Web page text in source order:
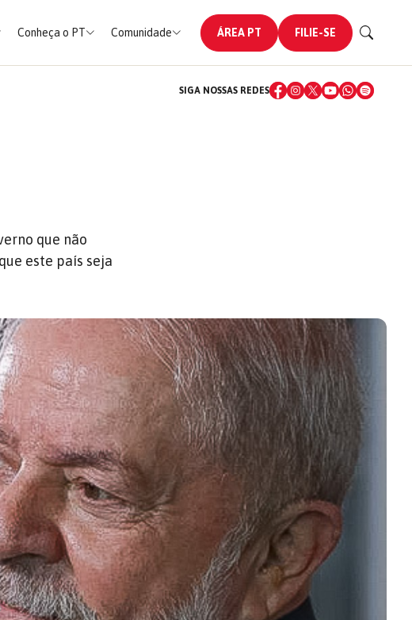
Conheça o PT Comunidade ÁREA PT FILIE-SE
SIGA NOSSAS REDES
que não
este país seja